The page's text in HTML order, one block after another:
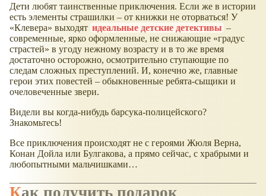
Дети любят таинственные приключения. Если же в истории
есть элементы страшилки – от книжки не оторваться! У
«Клевера» выходят идеальные детские детективы –
современные, ярко оформленные, не снижающие «градус
страстей» в угоду нежному возрасту и в то же время
достаточно осторожно, осмотрительно ступающие по
следам сложных преступлений. И, конечно же, главные
герои этих повестей – обыкновенные ребята-сыщики и
очеловеченные звери.
Видели вы когда-нибудь барсука-полицейского?
Знакомьтесь!
Все приключения происходят не с героями Жюля Верна,
Конан Дойла или Булгакова, а прямо сейчас, с храбрыми и
любопытными мальчишками…